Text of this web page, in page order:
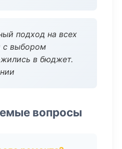
подход на всех
с выбором
в бюджет.
вопросы